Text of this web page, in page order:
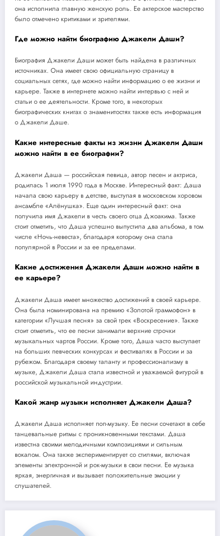
она исполнила главную женскую роль. Ее актерское мастерство
было отмечено критиками и зрителями.
Где можно найти биографию Джакели Даши?
Биография Джакели Даши может быть найдена в различных
источниках. Она имеет свою официальную страницу в
социальных сетях, где можно найти информацию о ее жизни и
карьере. Также в интернете можно найти интервью с ней и
статьи о ее деятельности. Кроме того, в некоторых
биографических книгах о знаменитостях также есть информация
о Джакели Даше.
Какие интересные факты из жизни Джакели Даши
можно найти в ее биографии?
Джакели Даша — российская певица, автор песен и актриса,
родилась 1 июля 1990 года в Москве. Интересный факт: Даша
начала свою карьеру в детстве, выступая в московском хоровом
ансамбле «Алёнушка». Еще один интересный факт: она
получила имя Джакели в честь своего отца Джоакима. Также
стоит отметить, что Даша успешно выпустила два альбома, в том
числе «Ночь-невеста», благодаря которому она стала
популярной в России и за ее пределами.
Какие достижения Джакели Даши можно найти в
ее карьере?
Джакели Даша имеет множество достижений в своей карьере.
Она была номинирована на премию «Золотой граммофон» в
категории «Лучшая песня» за свой трек «Воскресение». Также
стоит отметить, что ее песни занимали верхние строчки
музыкальных чартов России. Кроме того, Даша часто выступает
на больших певческих конкурсах и фестивалях в России и за
рубежом. Благодаря своему таланту и профессионализму в
музыке, Джакели Даша стала известной и уважаемой фигурой в
российской музыкальной индустрии.
Какой жанр музыки исполняет Джакели Даша?
Джакели Даша исполняет поп-музыку. Ее песни сочетают в себе
танцевальные ритмы с проникновенными текстами. Даша
известна своими мелодичными композициями и сильным
вокалом. Она также экспериментирует со стилями, включая
элементы электронной и рок-музыки в свои песни. Ее музыка
яркая, энергичная и вызывает положительные эмоции у
слушателей.